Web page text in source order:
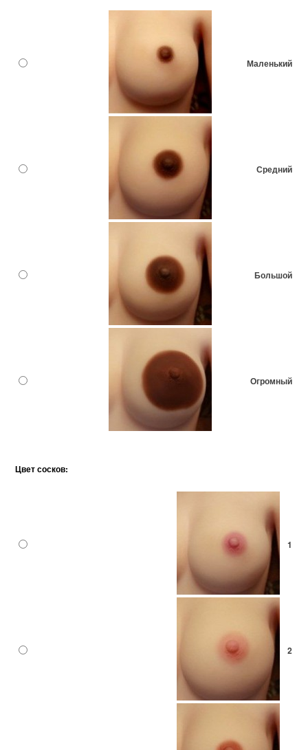
Маленький
Средний
Большой
Огромный
Цвет сосков:
1
2